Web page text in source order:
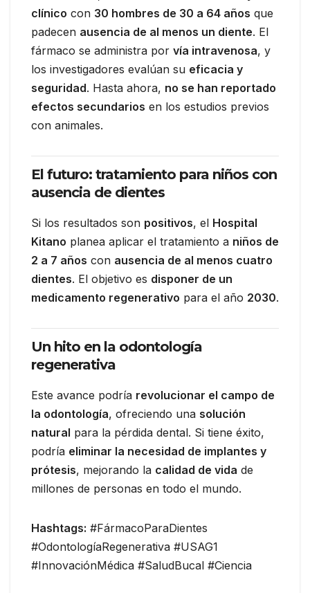
clínico con 30 hombres de 30 a 64 años que
padecen ausencia de al menos un diente. El
fármaco se administra por vía intravenosa, y
los investigadores evalúan su eficacia y
seguridad. Hasta ahora, no se han reportado
efectos secundarios en los estudios previos
con animales.
El futuro: tratamiento para niños con
ausencia de dientes
Si los resultados son positivos, el Hospital
Kitano planea aplicar el tratamiento a niños de
2 a 7 años con ausencia de al menos cuatro
dientes. El objetivo es disponer de un
medicamento regenerativo para el año 2030.
Un hito en la odontología
regenerativa
Este avance podría revolucionar el campo de
la odontología, ofreciendo una solución
natural para la pérdida dental. Si tiene éxito,
podría eliminar la necesidad de implantes y
prótesis, mejorando la calidad de vida de
millones de personas en todo el mundo.
Hashtags: #FármacoParaDientes
#OdontologíaRegenerativa #USAG1
#InnovaciónMédica #SaludBucal #Ciencia